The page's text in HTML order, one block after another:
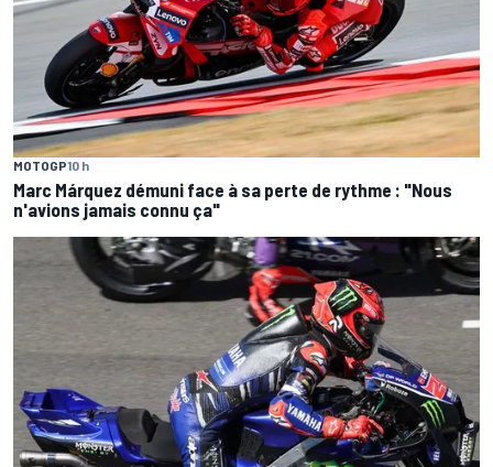
MOTOGP10 h
Marc Márquez démuni face à sa perte de rythme : "Nous
n'avions jamais connu ça"